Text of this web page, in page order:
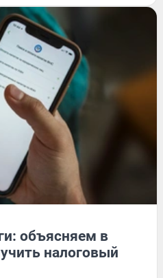
объясняем в
налоговый